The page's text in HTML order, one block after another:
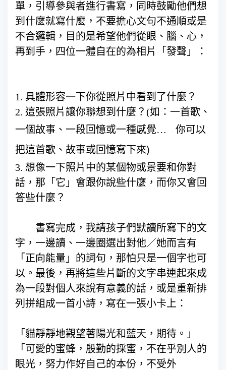
單，引導參與者進行書寫，同時鼓勵他們想
到什麼就寫什麼，不要擔心文句不通順或是
不合邏輯，目的是希望他們從眼、腦、心，
再到手，四位一體自在的為相片「發聲」：
1. 具體形容一下你從照片中看到了什麼？
2. 這張照片讓你聯想到什麼？(如：一首歌、
一個故事、一段回憶或一種感覺… 你可以
把這首歌、故事或回憶寫下來)
3. 想像一下照片中的某個物或景要和你對
話，那「它」會跟你說些什麼，而你又會回
答些什麼？
書寫完成，我請孩子們默讀所寫下的文
字，一邊讀、一邊圈選出對他／她而言有
「正向能量」的詞句，那怕只是一個字也可
以。最後，再將這些片斷的文字串連起來成
為一段對個人來說有意義的話，或是重新排
列拼組成一首小詩，寫在一張小卡上：
「貓靜靜地觀望著陽光和藍天，期待。」
「可愛的蜜蜂，殷勤的採蜜，不在乎別人的
眼光，努力作好自己的本份，不受外